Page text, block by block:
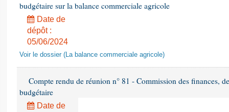
budgétaire sur la balance commerciale agricole
Date de
dépôt :
05/06/2024
Voir le dossier (La balance commerciale agricole)
Compte rendu de réunion n° 81 - Commission des finances,
budgétaire
Date de